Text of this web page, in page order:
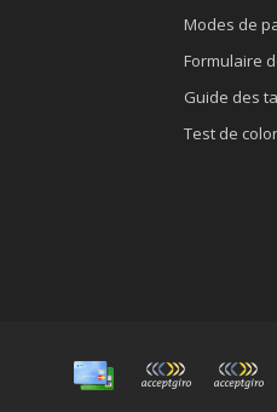
Modes de
Formulaire
Guide des
Test de